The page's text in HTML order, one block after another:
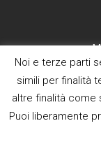
Noi e terze parti
simili per finalità
altre finalità come
Puoi liberamente